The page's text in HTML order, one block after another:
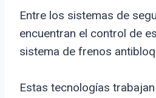
Entre los sistemas de
encuentran el control de
sistema de frenos
Estas tecnologías